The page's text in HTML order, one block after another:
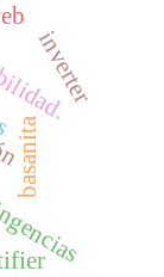
basanita
inverter